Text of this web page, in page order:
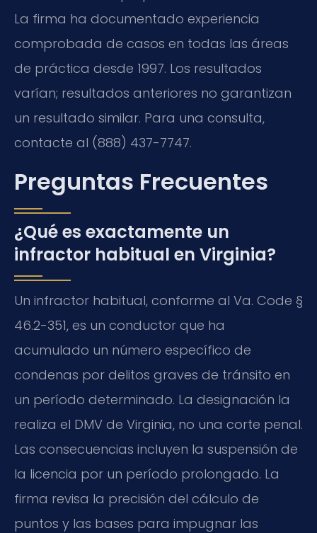
La firma ha documentado experiencia
comprobada de casos en todas las áreas
de práctica desde 1997. Los resultados
varían; resultados anteriores no garantizan
un resultado similar. Para una consulta,
contacte al (888) 437-7747.
Preguntas Frecuentes
¿Qué es exactamente un
infractor habitual en Virginia?
Un infractor habitual, conforme al Va. Code §
46.2-351, es un conductor que ha
acumulado un número específico de
condenas por delitos graves de tránsito en
un período determinado. La designación la
realiza el DMV de Virginia, no una corte penal.
Las consecuencias incluyen la suspensión de
la licencia por un período prolongado. La
firma revisa la precisión del cálculo de
puntos y las bases para impugnar las